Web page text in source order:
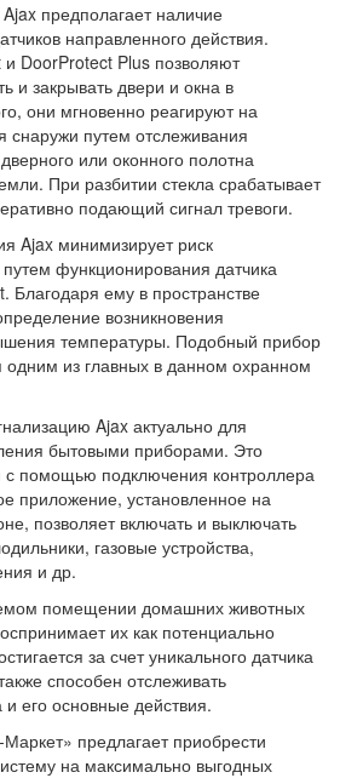
предполагает наличие
направленного действия.
и DoorProtect Plus позволяют
и закрывать двери и окна в
они мгновенно реагируют на
снаружи путем отслеживания
или оконного полотна
При разбитии стекла срабатывает
подающий сигнал тревоги.
Ajax минимизирует риск
функционирования датчика
Благодаря ему в пространстве
возникновения
температуры. Подобный прибор
одним из главных в данном охранном
Ajax актуально для
бытовыми приборами. Это
с помощью подключения контроллера
приложение, установленное на
позволяет включать и выключать
газовые устройства,
и др.
помещении домашних животных
их как потенциально
за счет уникального датчика
способен отслеживать
его основные действия.
предлагает приобрести
на максимально выгодных